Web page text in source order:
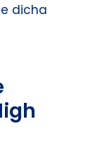
dicha